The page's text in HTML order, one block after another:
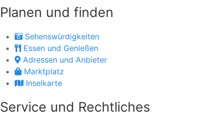
Planen und finden
Sehenswürdigkeiten
Essen und Genießen
Adressen und Anbieter
Marktplatz
Inselkarte
Service und Rechtliches